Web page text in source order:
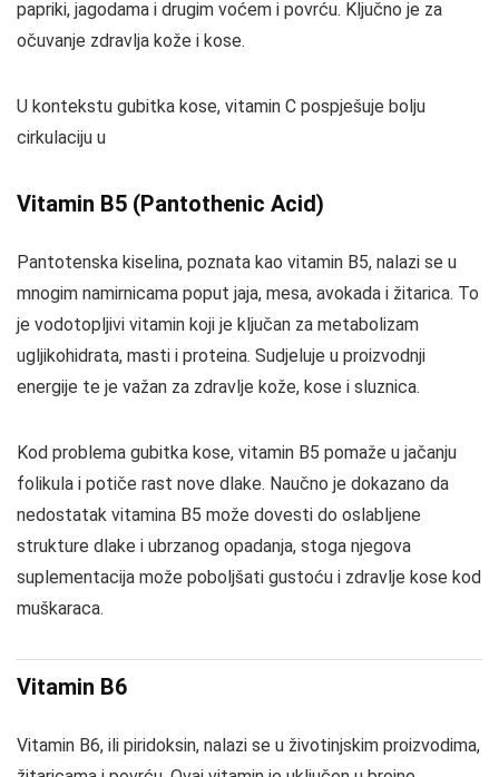
papriki, jagodama i drugim voćem i povrću. Ključno je za
očuvanje zdravlja kože i kose.
U kontekstu gubitka kose, vitamin C pospješuje bolju
cirkulaciju u
Vitamin B5 (Pantothenic Acid)
Pantotenska kiselina, poznata kao vitamin B5, nalazi se u
mnogim namirnicama poput jaja, mesa, avokada i žitarica. To
je vodotopljivi vitamin koji je ključan za metabolizam
ugljikohidrata, masti i proteina. Sudjeluje u proizvodnji
energije te je važan za zdravlje kože, kose i sluznica.
Kod problema gubitka kose, vitamin B5 pomaže u jačanju
folikula i potiče rast nove dlake. Naučno je dokazano da
nedostatak vitamina B5 može dovesti do oslabljene
strukture dlake i ubrzanog opadanja, stoga njegova
suplementacija može poboljšati gustoću i zdravlje kose kod
muškaraca.
Vitamin B6
Vitamin B6, ili piridoksin, nalazi se u životinjskim proizvodima,